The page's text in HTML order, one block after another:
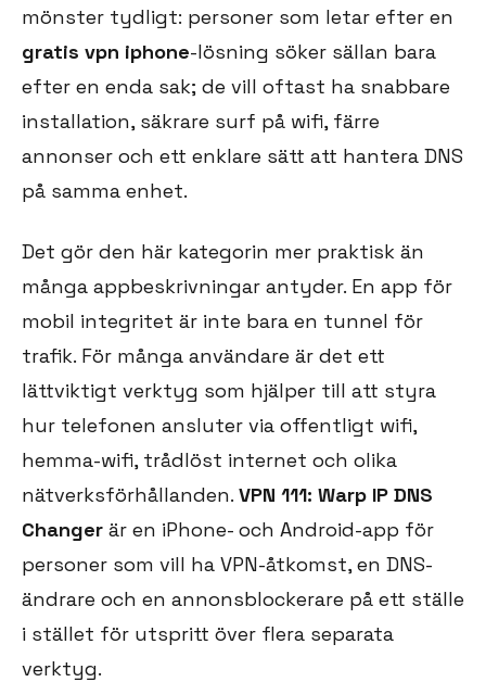
mönster tydligt: personer som letar efter en
gratis vpn iphone-lösning söker sällan bara
efter en enda sak; de vill oftast ha snabbare
installation, säkrare surf på wifi, färre
annonser och ett enklare sätt att hantera DNS
på samma enhet.
Det gör den här kategorin mer praktisk än
många appbeskrivningar antyder. En app för
mobil integritet är inte bara en tunnel för
trafik. För många användare är det ett
lättviktigt verktyg som hjälper till att styra
hur telefonen ansluter via offentligt wifi,
hemma-wifi, trådlöst internet och olika
nätverksförhållanden. VPN 111: Warp IP DNS
Changer är en iPhone- och Android-app för
personer som vill ha VPN-åtkomst, en DNS-
ändrare och en annonsblockerare på ett ställe
i stället för utspritt över flera separata
verktyg.